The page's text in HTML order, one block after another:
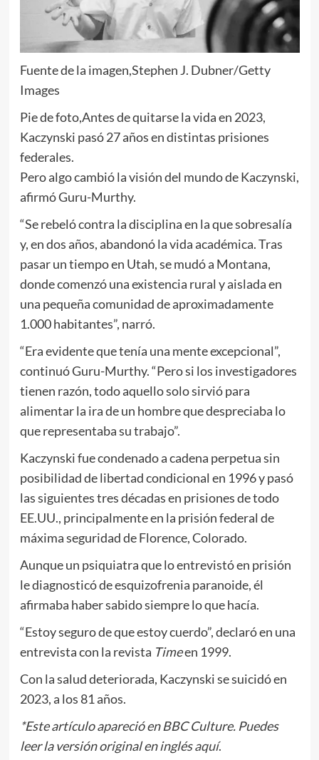
Fuente de la imagen,Stephen J. Dubner/Getty
Images
Pie de foto,Antes de quitarse la vida en 2023,
Kaczynski pasó 27 años en distintas prisiones
federales.
Pero algo cambió la visión del mundo de Kaczynski,
afirmó Guru-Murthy.
“Se rebeló contra la disciplina en la que sobresalía
y, en dos años, abandonó la vida académica. Tras
pasar un tiempo en Utah, se mudó a Montana,
donde comenzó una existencia rural y aislada en
una pequeña comunidad de aproximadamente
1.000 habitantes”, narró.
“Era evidente que tenía una mente excepcional”,
continuó Guru-Murthy. “Pero si los investigadores
tienen razón, todo aquello solo sirvió para
alimentar la ira de un hombre que despreciaba lo
que representaba su trabajo”.
Kaczynski fue condenado a cadena perpetua sin
posibilidad de libertad condicional en 1996 y pasó
las siguientes tres décadas en prisiones de todo
EE.UU., principalmente en la prisión federal de
máxima seguridad de Florence, Colorado.
Aunque un psiquiatra que lo entrevistó en prisión
le diagnosticó de esquizofrenia paranoide, él
afirmaba haber sabido siempre lo que hacía.
“Estoy seguro de que estoy cuerdo”, declaró en una
entrevista con la revista Timeen 1999.
Con la salud deteriorada, Kaczynski se suicidó en
2023, a los 81 años.
*Este artículo apareció en BBC Culture. Puedes
leer la versión original en inglésaquí.